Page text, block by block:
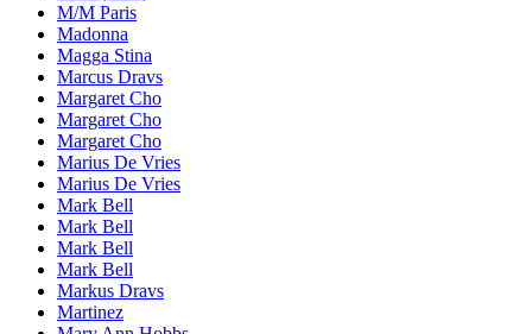
M/M Paris
Madonna
Magga Stina
Marcus Dravs
Margaret Cho
Margaret Cho
Margaret Cho
Marius De Vries
Marius De Vries
Mark Bell
Mark Bell
Mark Bell
Mark Bell
Markus Dravs
Martinez